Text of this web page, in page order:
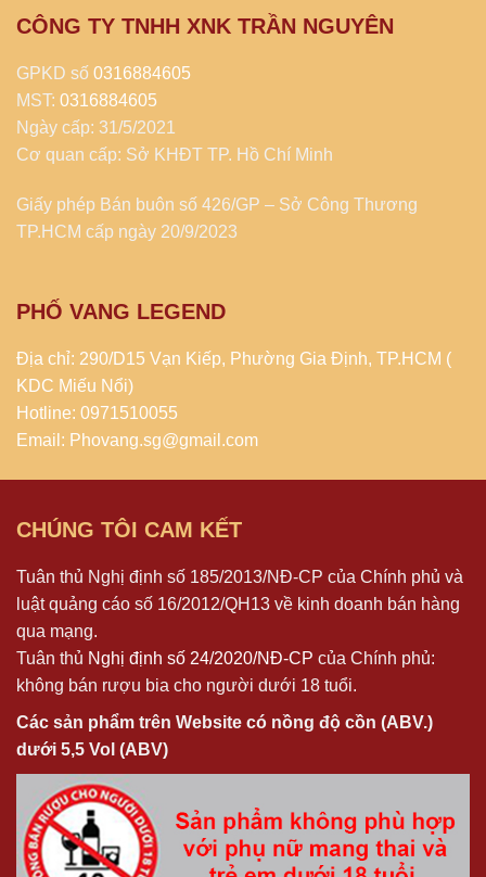
CÔNG TY TNHH XNK TRẦN NGUYÊN
GPKD số 0316884605
MST: 0316884605
Ngày cấp: 31/5/2021
Cơ quan cấp: Sở KHĐT TP. Hồ Chí Minh
Giấy phép Bán buôn số 426/GP – Sở Công Thương
TP.HCM cấp ngày 20/9/2023
PHỐ VANG LEGEND
Địa chỉ: 290/D15 Vạn Kiếp, Phường Gia Định, TP.HCM (
KDC Miếu Nổi)
Hotline: 0971510055
Email: Phovang.sg@gmail.com
CHÚNG TÔI CAM KẾT
Tuân thủ Nghị định số 185/2013/NĐ-CP của Chính phủ và
luật quảng cáo số 16/2012/QH13 về kinh doanh bán hàng
qua mạng.
Tuân thủ Nghị định số 24/2020/NĐ-CP của Chính phủ:
không bán rượu bia cho người dưới 18 tuổi.
Các sản phẩm trên Website có nồng độ cồn (ABV.)
dưới 5,5 Vol (ABV)